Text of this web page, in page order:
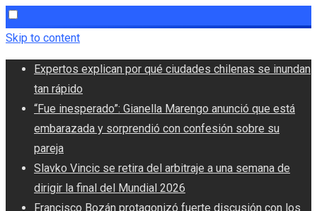
Skip to content
Expertos explican por qué ciudades chilenas se inundan
tan rápido
“Fue inesperado”: Gianella Marengo anunció que está
embarazada y sorprendió con confesión sobre su
pareja
Slavko Vincic se retira del arbitraje a una semana de
dirigir la final del Mundial 2026
Francisco Bozán protagonizó fuerte discusión con los